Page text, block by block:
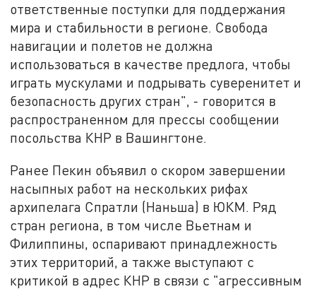
ответственные поступки для поддержания
мира и стабильности в регионе. Свобода
навигации и полетов не должна
использоваться в качестве предлога, чтобы
играть мускулами и подрывать суверенитет и
безопасность других стран", - говорится в
распространенном для прессы сообщении
посольства КНР в Вашингтоне.
Ранее Пекин объявил о скором завершении
насыпных работ на нескольких рифах
архипелага Спратли (Наньша) в ЮКМ. Ряд
стран региона, в том числе Вьетнам и
Филиппины, оспаривают принадлежность
этих территорий, а также выступают с
критикой в адрес КНР в связи с "агрессивным